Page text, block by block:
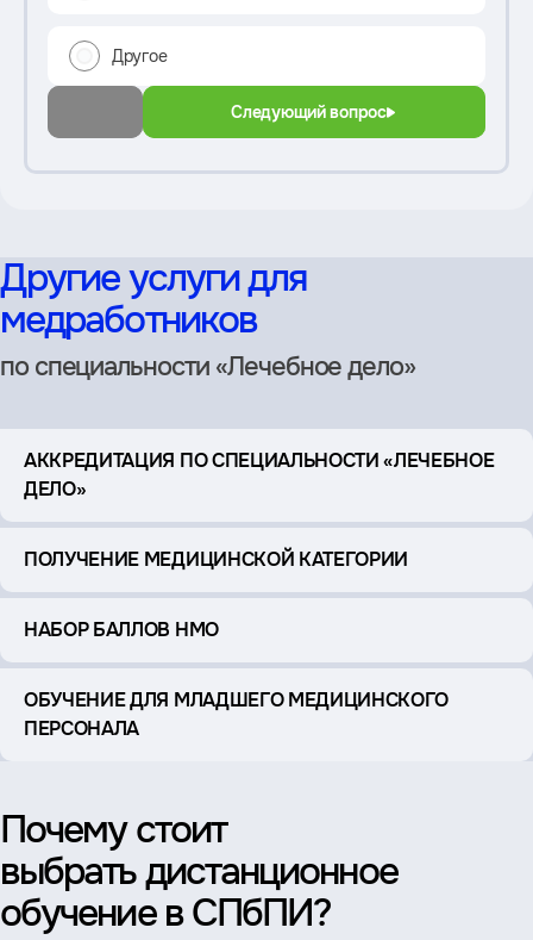
Другое
Следующий вопрос
Другие услуги для
медработников
по специальности «Лечебное дело»
АККРЕДИТАЦИЯ ПО СПЕЦИАЛЬНОСТИ «ЛЕЧЕБНОЕ
ДЕЛО»
ПОЛУЧЕНИЕ МЕДИЦИНСКОЙ КАТЕГОРИИ
НАБОР БАЛЛОВ НМО
ОБУЧЕНИЕ ДЛЯ МЛАДШЕГО МЕДИЦИНСКОГО
ПЕРСОНАЛА
Почему стоит
выбрать дистанционное
обучение в СПбПИ?